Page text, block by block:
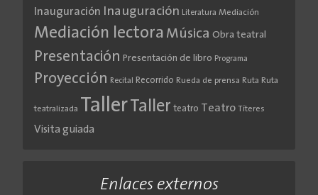
Inauguración Inauguración Literatura Mediación
Mediación lectora Música Obra teatral
Presentación Presentación de libro Programa
Proyección Recital Recorrido Rueda de prensa Ruta Ruta
teatralizada Taller Taller teatro Teatro Títeres
Visita guiada
Enlaces externos